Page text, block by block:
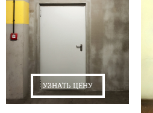
УЗНАТЬ ЦЕНУ